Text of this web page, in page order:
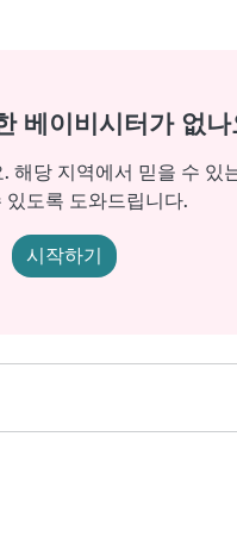
베이비시터가 없나
해당 지역에서 믿을 수 있
있도록 도와드립니다.
시작하기